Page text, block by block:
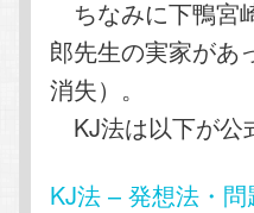
ちなみに下鴨宮
郎先生の実家があ
消失）。
KJ法は以下が公
KJ法 – 発想法・